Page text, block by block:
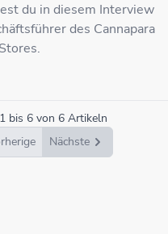
du in diesem Interview
des Cannapara
1bis 6von 6 Artikeln
Nächste